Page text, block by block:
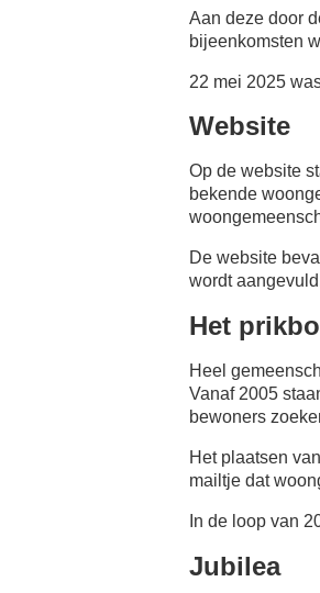
Aan deze door
bijeenkomsten
22 mei 2025
Website
Op de website
bekende
De website
wordt
Het
Heel
Vanaf 2005
bewoners
Het plaatsen
mailtje dat
In de loop van
Jubilea